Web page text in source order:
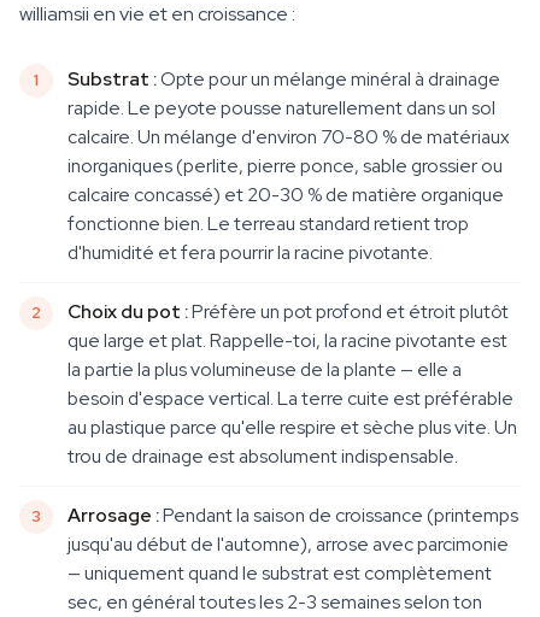
williamsii en vie et en croissance :
Substrat :Opte pour un mélange minéral à drainage
rapide. Le peyote pousse naturellement dans un sol
calcaire. Un mélange d'environ 70-80 % de matériaux
inorganiques (perlite, pierre ponce, sable grossier ou
calcaire concassé) et 20-30 % de matière organique
fonctionne bien. Le terreau standard retient trop
d'humidité et fera pourrir la racine pivotante.
Choix du pot :Préfère un pot profond et étroit plutôt
que large et plat. Rappelle-toi, la racine pivotante est
la partie la plus volumineuse de la plante — elle a
besoin d'espace vertical. La terre cuite est préférable
au plastique parce qu'elle respire et sèche plus vite. Un
trou de drainage est absolument indispensable.
Arrosage :Pendant la saison de croissance (printemps
jusqu'au début de l'automne), arrose avec parcimonie
— uniquement quand le substrat est complètement
sec, en général toutes les 2-3 semaines selon ton